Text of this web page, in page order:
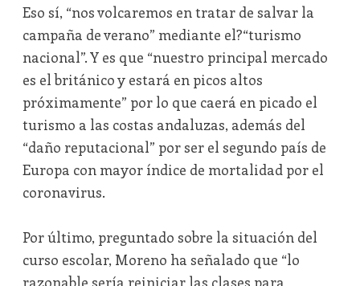
Eso sí, “nos volcaremos en tratar de salvar la
campaña de verano” mediante el?“turismo
nacional”. Y es que “nuestro principal mercado
es el británico y estará en picos altos
próximamente” por lo que caerá en picado el
turismo a las costas andaluzas, además del
“daño reputacional” por ser el segundo país de
Europa con mayor índice de mortalidad por el
coronavirus.
Por último, preguntado sobre la situación del
curso escolar, Moreno ha señalado que “lo
razonable sería reiniciar las clases para